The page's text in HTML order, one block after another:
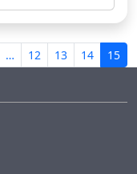
… 12 13 14 15